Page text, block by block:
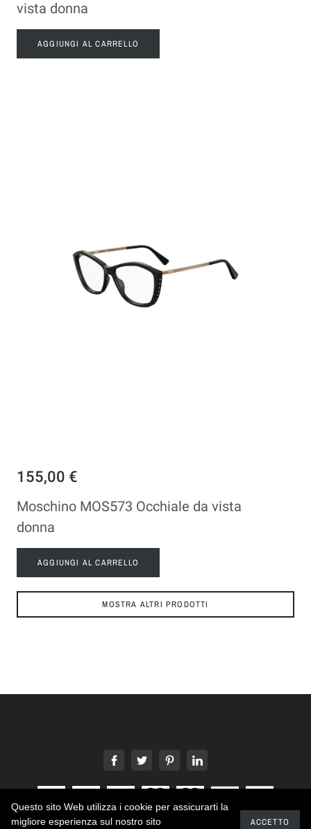
vista donna
AGGIUNGI AL CARRELLO
155,00 €
Moschino MOS573 Occhiale da vista
donna
AGGIUNGI AL CARRELLO
MOSTRA ALTRI PRODOTTI
2021 - Status - Sintesi Creativa
Questo sito Web utilizza i cookie per assicurarti la
migliore esperienza sul nostro sito
ACCETTO